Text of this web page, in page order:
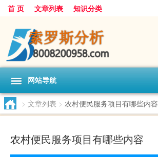
首 页 文章列表 知识分类
网站导航
> 文章列表 > 农村便民服务项目有哪些内容
农村便民服务项目有哪些内容